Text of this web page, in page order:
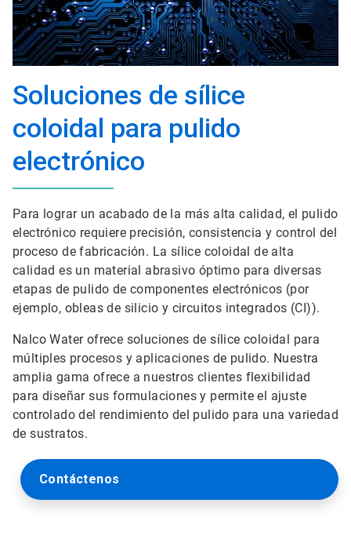
Soluciones de sílice
coloidal para pulido
electrónico
Para lograr un acabado de la más alta calidad, el pulido
electrónico requiere precisión, consistencia y control del
proceso de fabricación. La sílice coloidal de alta
calidad es un material abrasivo óptimo para diversas
etapas de pulido de componentes electrónicos (por
ejemplo, obleas de silicio y circuitos integrados (CI)).
Nalco Water ofrece soluciones de sílice coloidal para
múltiples procesos y aplicaciones de pulido. Nuestra
amplia gama ofrece a nuestros clientes flexibilidad
para diseñar sus formulaciones y permite el ajuste
controlado del rendimiento del pulido para una variedad
de sustratos.
Contáctenos